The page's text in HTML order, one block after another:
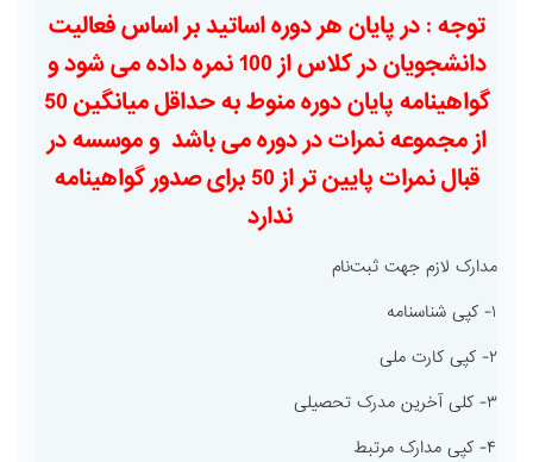
توجه : در پایان هر دوره اساتید بر اساس فعالیت
دانشجویان در کلاس از 100 نمره داده می شود و
گواهینامه پایان دوره منوط به حداقل میانگین 50
از مجموعه نمرات در دوره می باشد و موسسه در
قبال نمرات پایین تر از 50 برای صدور گواهینامه
ندارد
مدارک لازم جهت ثبت‌نام
۱- کپی شناسنامه
۲- کپی کارت ملی
۳- کلی آخرین مدرک تحصیلی
۴- کپی مدارک مرتبط